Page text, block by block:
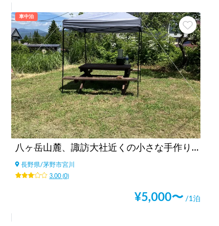
車中泊
八ヶ岳山麓、諏訪大社近くの小さな手作りキャンプ場/A small campsite near Suwa Taisha at the foot of Yatsugatake
長野県/茅野市宮川
3.00(0)
¥5,000〜 /1泊